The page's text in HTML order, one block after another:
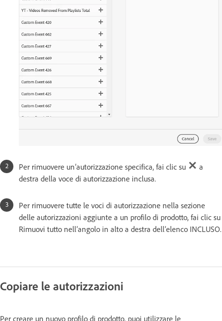
Per rimuovere un’autorizzazione specifica, fai clic su
a
destra della voce di autorizzazione inclusa.
Per rimuovere tutte le voci di autorizzazione nella sezione
delle autorizzazioni aggiunte a un profilo di prodotto, fai clic su
Rimuovi tutto nell’angolo in alto a destra dell’elenco INCLUSO.
Copiare le autorizzazioni
Per creare un nuovo profilo di prodotto, puoi utilizzare le